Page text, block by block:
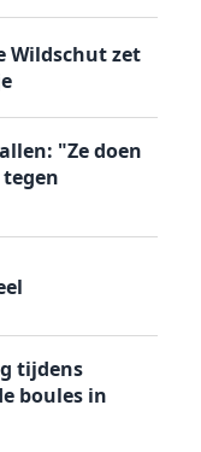
Wildschut zet
"Ze doen
tijdens
boules in